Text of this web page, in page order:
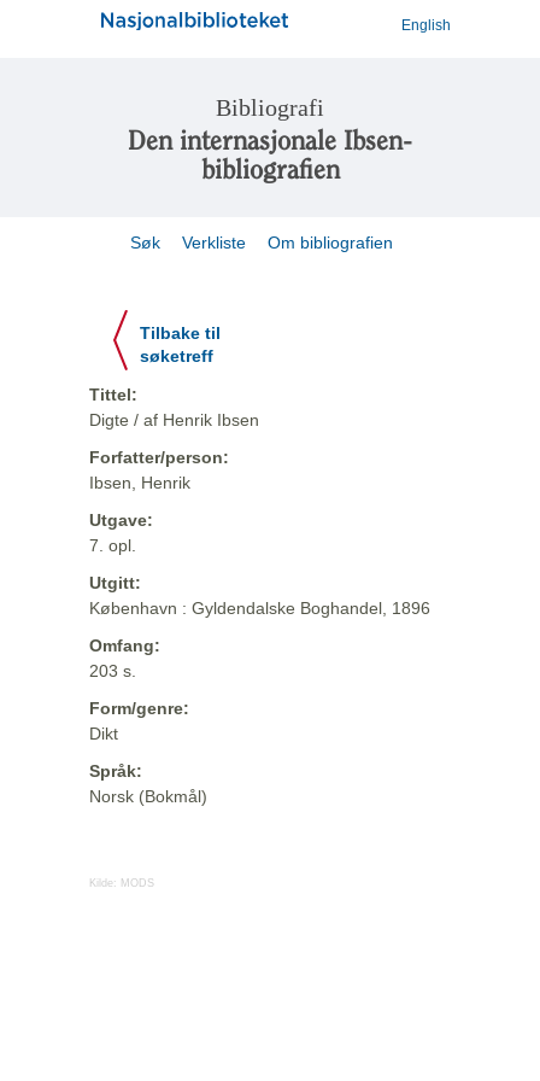
English
Bibliografi
Den internasjonale Ibsen-
bibliografien
Søk Verkliste Om bibliografien
Tilbake til
søketreff
Tittel:
Digte / af Henrik Ibsen
Forfatter/person:
Ibsen, Henrik
Utgave:
7. opl.
Utgitt:
København : Gyldendalske Boghandel, 1896
Omfang:
203 s.
Form/genre:
Dikt
Språk:
Norsk (Bokmål)
Kilde: MODS